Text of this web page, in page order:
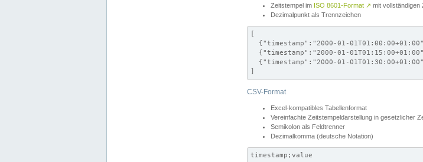
Zeitstempel im ISO 8601-Format ↗ mit vollständigen
Dezimalpunkt als Trennzeichen
[
{"timestamp":"2000-01-
{"timestamp":"2000-01-
{"timestamp":"2000-01-
]
CSV-Format
Excel-kompatibles Tabellenformat
Vereinfachte Zeitstempeldarstellung in gesetzlicher
Semikolon als Feldtrenner
Dezimalkomma (deutsche Notation)
timestamp;value